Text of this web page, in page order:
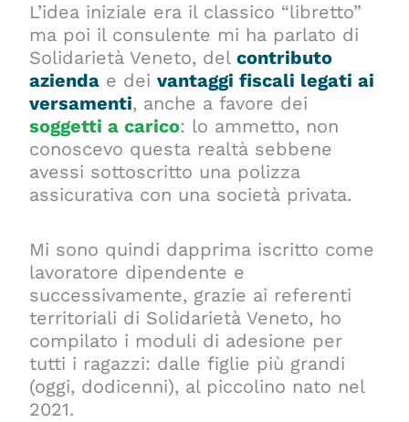
L’idea iniziale era il classico “libretto”
ma poi il consulente mi ha parlato di
Solidarietà Veneto, delcontributo
azienda e deivantaggi fiscali legati ai
versamenti, anche a favore dei
soggetti a carico: lo ammetto, non
conoscevo questa realtà sebbene
avessi sottoscritto una polizza
assicurativa con una società privata.
Mi sono quindi dapprima iscritto come
lavoratore dipendente e
successivamente, grazie ai referenti
territoriali di Solidarietà Veneto, ho
compilato i moduli di adesione per
tutti i ragazzi: dalle figlie più grandi
(oggi, dodicenni), al piccolino nato nel
2021.